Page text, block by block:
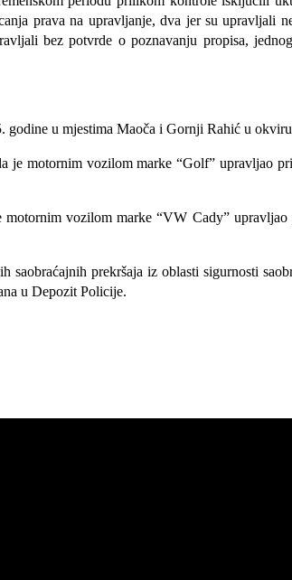
prava na upravljanje, dva jer su upravljali
bez potvrde o poznavanju propisa,
godine u mjestima Maoča i Gornji Rahić u
motornim vozilom marke “Golf” upravljao
vozilom marke “VW Cady”
prekršaja iz oblasti sigurnosti
u Depozit Policije.